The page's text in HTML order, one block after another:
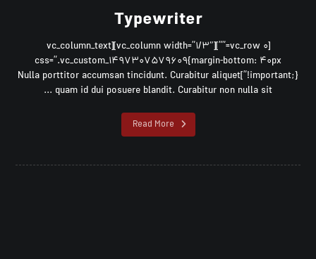
Typewriter
[vc_row 0=””][vc_column width=”1/3″][vc_column_text
css=”.vc_custom_1497307579609{margin-bottom: 40px
!important;}”]Nulla porttitor accumsan tincidunt. Curabitur aliquet
quam id dui posuere blandit. Curabitur non nulla sit ...
Read More